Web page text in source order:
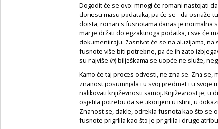
Dogodit će se ovo: mnogi će romani nastojati
donesu masu podataka, pa će se - da osnaže
doista, roman s fusnotama danas je normalna
manje držati do egzaktnoga podatka, i sve će
dokumentiraju. Zasnivat će se na aluzijama,
fusnote više biti potrebne, pa će ih zato
su najviše in) bilješkama se uopće ne služe,
Kamo će taj proces odvesti, ne zna se. Zna se,
znanost posumnjala i u svoj predmet i u svoje
nalikovati književnosti samoj. Književnost je, u
osjetila potrebu da se ukorijeni u istini, u
Znanost se, dakle, odrekla fusnota kao što se
fusnote prigrlila kao što je prigrlila i druge